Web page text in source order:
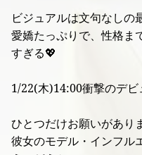
ビジュアルは文句なしの
愛嬌たっぷりで、性格
すぎる💖
1/22(木)14:00衝撃のデビ
ひとつだけお願いがあり
彼女のモデル・インフル